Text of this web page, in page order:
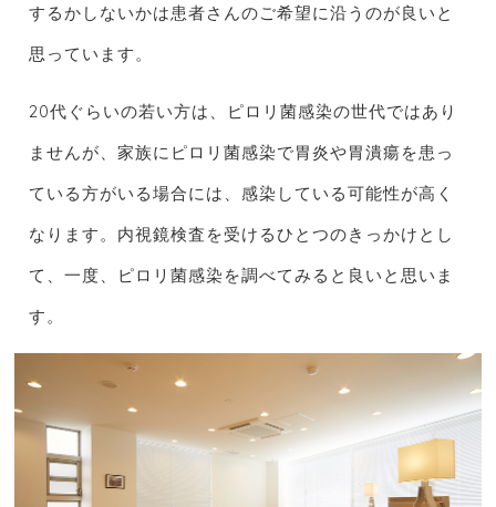
するかしないかは患者さんのご希望に沿うのが良いと
思っています。
20代ぐらいの若い方は、ピロリ菌感染の世代ではあり
ませんが、家族にピロリ菌感染で胃炎や胃潰瘍を患っ
ている方がいる場合には、感染している可能性が高く
なります。内視鏡検査を受けるひとつのきっかけとし
て、一度、ピロリ菌感染を調べてみると良いと思いま
す。